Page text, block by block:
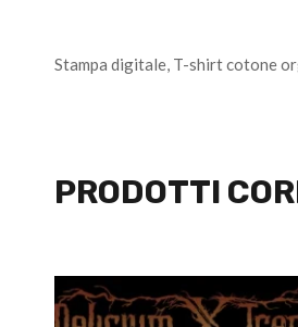
Stampa digitale, T-shirt cotone
PRODOTTI